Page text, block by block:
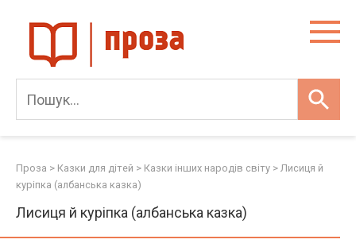
content
Проза > Казки для дітей > Казки інших народів світу > Лисиця й
куріпка (албанська казка)
Лисиця й куріпка (албанська казка)